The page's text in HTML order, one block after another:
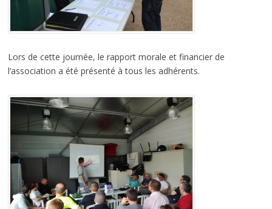
Lors de cette journée, le rapport morale et financier de
l’association a été présenté à tous les adhérents.